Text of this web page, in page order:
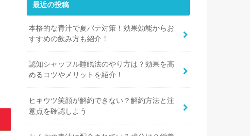
最近の投稿
本格的な青汁で夏バテ対策！効果効能からお
すすめの飲み方も紹介！
認知シャッフル睡眠法のやり方は？効果を高
めるコツやメリットを紹介！
ヒキウツ笑顔が解約できない？解約方法と注
意点を確認しよう